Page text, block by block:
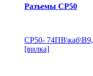
Разъемы СР50
СР50-
[вилка]